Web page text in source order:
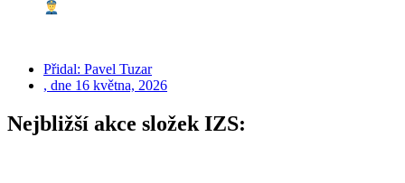
Přidal: Pavel Tuzar
, dne 16 května, 2026
Nejbližší akce složek IZS: